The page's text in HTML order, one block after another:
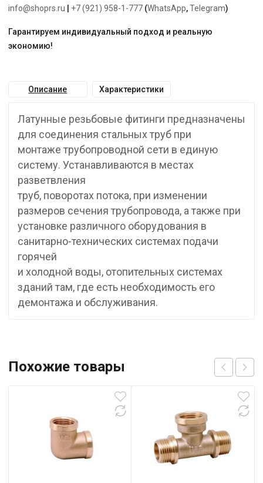
info@shoprs.ru +7 (921) 958-1-777 (WhatsApp,Telegram)
Гарантируем индивидуальный подход и реальную
экономию!
Описание Характеристики
Латунные резьбовые фитинги предназначены
для соединения стальных труб при
монтаже трубопроводной сети в единую
систему. Устанавливаются в местах
разветвления
труб, поворотах потока, при изменении
размеров сечения трубопровода, а также при
установке различного оборудования в
санитарно-технических системах подачи
горячей
и холодной воды, отопительных системах
зданий там, где есть необходимость его
демонтажа и обслуживания.
Похожие товары